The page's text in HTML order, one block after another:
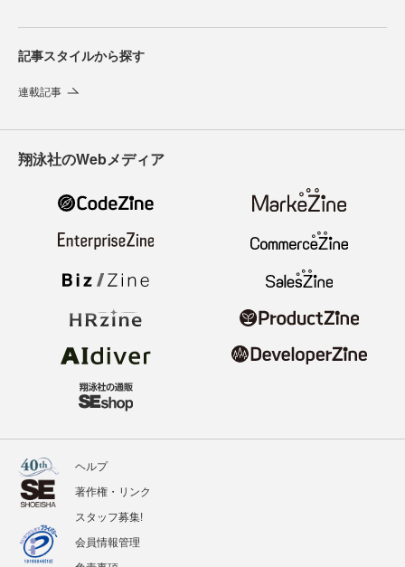
記事スタイルから探す
連載記事
翔泳社のWebメディア
ヘルプ
著作権・リンク
スタッフ募集!
会員情報管理